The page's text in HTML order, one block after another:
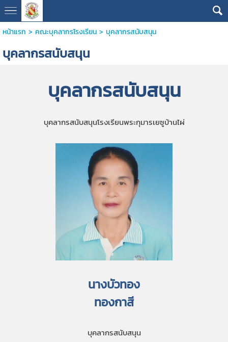
หน้าแรก > คณะบุคลากรโรงเรียน> บุคลากรสนับสนุน
บุคลากรสนับสนุน
บุคลากรสนับสนุน
บุคลากรสนับสนุนโรงเรียนพระกุมารเยซูบ้านไผ่
นางบัวทอง
ทองกาสี
บุคลากรสนับสนุน